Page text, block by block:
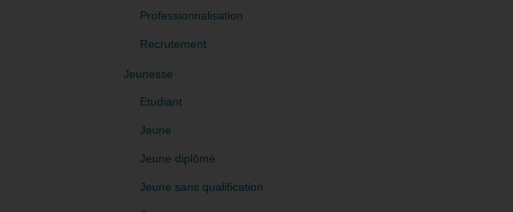
Professionnalisation
Recrutement
Jeunesse
Etudiant
Jeune
Jeune diplômé
Jeune sans qualification